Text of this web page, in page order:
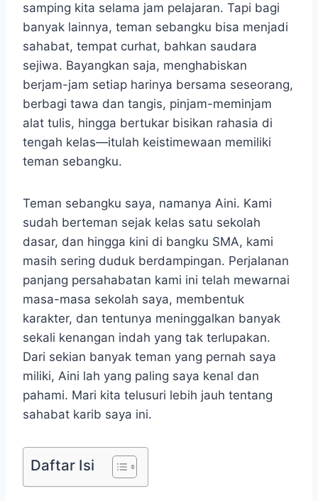
samping kita selama jam pelajaran. Tapi bagi
banyak lainnya, teman sebangku bisa menjadi
sahabat, tempat curhat, bahkan saudara
sejiwa. Bayangkan saja, menghabiskan
berjam-jam setiap harinya bersama seseorang,
berbagi tawa dan tangis, pinjam-meminjam
alat tulis, hingga bertukar bisikan rahasia di
tengah kelas—itulah keistimewaan memiliki
teman sebangku.
Teman sebangku saya, namanya Aini. Kami
sudah berteman sejak kelas satu sekolah
dasar, dan hingga kini di bangku SMA, kami
masih sering duduk berdampingan. Perjalanan
panjang persahabatan kami ini telah mewarnai
masa-masa sekolah saya, membentuk
karakter, dan tentunya meninggalkan banyak
sekali kenangan indah yang tak terlupakan.
Dari sekian banyak teman yang pernah saya
miliki, Aini lah yang paling saya kenal dan
pahami. Mari kita telusuri lebih jauh tentang
sahabat karib saya ini.
Daftar Isi